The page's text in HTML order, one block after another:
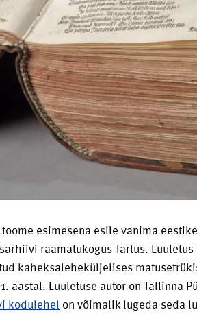
esimesena esile vanima
raamatukogus Tartus.
kaheksaleheküljelises
aastal. Luuletuse autor on Tallinna
kodulehel on võimalik lugeda seda